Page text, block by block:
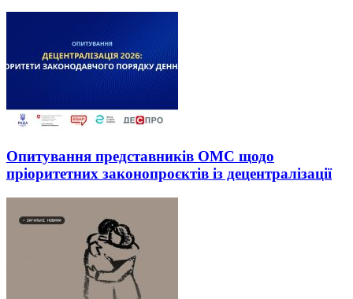
Опитування представників ОМС щодо
пріоритетних законопроєктів із децентралізації